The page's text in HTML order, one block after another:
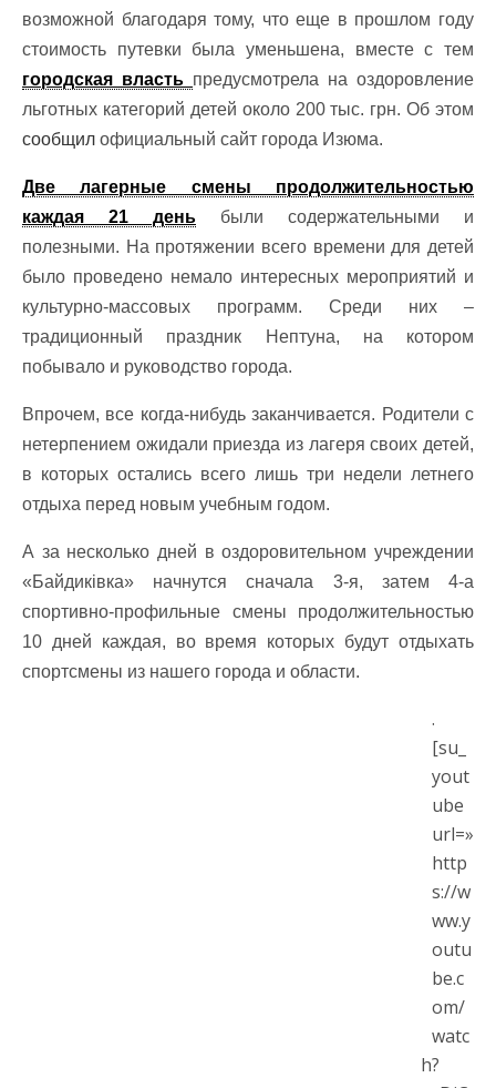
возможной благодаря тому, что еще в прошлом году
стоимость путевки была уменьшена, вместе с тем
городская власть предусмотрела на оздоровление
льготных категорий детей около 200 тыс. грн. Об этом
сообщил официальный сайт города Изюма.
Две лагерные смены продолжительностью
каждая 21 день были содержательными и
полезными. На протяжении всего времени для детей
было проведено немало интересных мероприятий и
культурно-массовых программ. Среди них –
традиционный праздник Нептуна, на котором
побывало и руководство города.
Впрочем, все когда-нибудь заканчивается. Родители с
нетерпением ожидали приезда из лагеря своих детей,
в которых остались всего лишь три недели летнего
отдыха перед новым учебным годом.
А за несколько дней в оздоровительном учреждении
«Байдиківка» начнутся сначала 3-я, затем 4-а
спортивно-профильные смены продолжительностью
10 дней каждая, во время которых будут отдыхать
спортсмены из нашего города и области.
.
[su_
yout
ube
url=»
http
s://w
ww.y
outu
be.c
om/
watc
h?